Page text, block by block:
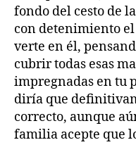
fondo del cesto de
con detenimiento
verte en él,
cubrir todas esas
impregnadas en tu
diría que
correcto, aunque
familia acepte que